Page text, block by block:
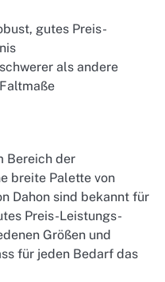
gutes Preis-
als andere
Bereich der
breite Palette von
Dahon sind bekannt für
Preis-Leistungs-
Größen und
für jeden Bedarf das